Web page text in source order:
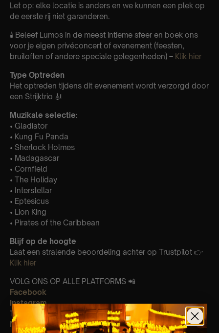
Let op: elke locatie is anders en we kunnen een plek op
de eerste rij niet garanderen.
🕯️ Beleef Lumos in de meest intieme sfeer en boek ons
voor je eigen privéconcert of evenement (feesten,
bruiloften of andere speciale gelegenheden) – Klik hier
Type Optreden
Het optreden tijdens dit evenement wordt verzorgd door
een Strijktrio 🎻
Muzikale selectie:
•⁠ ⁠Gladiator
•⁠ ⁠Kung Fu Panda
•⁠ ⁠Sherlock Holmes
•⁠ ⁠Madagascar
•⁠ ⁠Cornfield
•⁠ ⁠The Holiday
•⁠ ⁠Interstellar
•⁠ ⁠Eptesicus
•⁠ ⁠Lion King
•⁠ ⁠Pirates of the Caribbean
Blijf op de hoogte
Laat een stralende beoordeling achter op Trustpilot 👉
Klik hier
VOLG ONS OP ALLE PLATFORMS 📲
Facebook
Instagram
Tik Tok
Newsletter (Be The First To Know Latest News)